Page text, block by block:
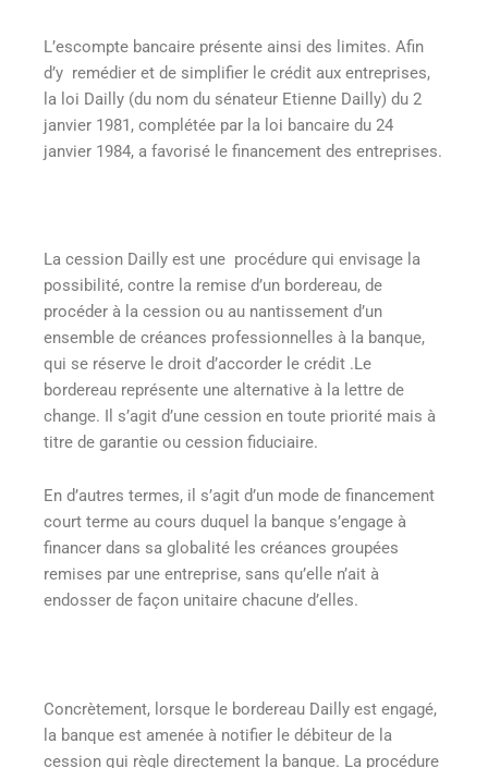
L’escompte bancaire présente ainsi des limites. Afin
d’y remédier et de simplifier le crédit aux entreprises,
la loi Dailly (du nom du sénateur Etienne Dailly) du 2
janvier 1981, complétée par la loi bancaire du 24
janvier 1984, a favorisé le financement des entreprises.
La cession Dailly est une procédure qui envisage la
possibilité, contre la remise d’un bordereau, de
procéder à la cession ou au nantissement d’un
ensemble de créances professionnelles à la banque,
qui se réserve le droit d’accorder le crédit .Le
bordereau représente une alternative à la lettre de
change. Il s’agit d’une cession en toute priorité mais à
titre de garantie ou cession fiduciaire.
En d’autres termes, il s’agit d’un mode de financement
court terme au cours duquel la banque s’engage à
financer dans sa globalité les créances groupées
remises par une entreprise, sans qu’elle n’ait à
endosser de façon unitaire chacune d’elles.
Concrètement, lorsque le bordereau Dailly est engagé,
la banque est amenée à notifier le débiteur de la
cession qui règle directement la banque. La procédure